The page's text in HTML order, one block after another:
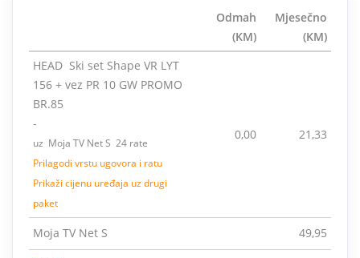
Odmah
(KM)
Mjesečno
(KM)
HEAD Ski set Shape VR LYT
156 + vez PR 10 GW PROMO
BR.85
-
uz Moja TV Net S 24 rate
Prilagodi vrstu ugovora i ratu
Prikaži cijenu uređaja uz drugi
paket
0,00 21,33
Moja TV Net S 49,95